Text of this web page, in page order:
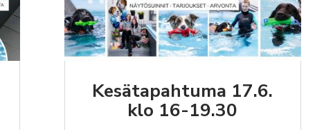
Kesätapahtuma 17.6.
klo 16-19.30